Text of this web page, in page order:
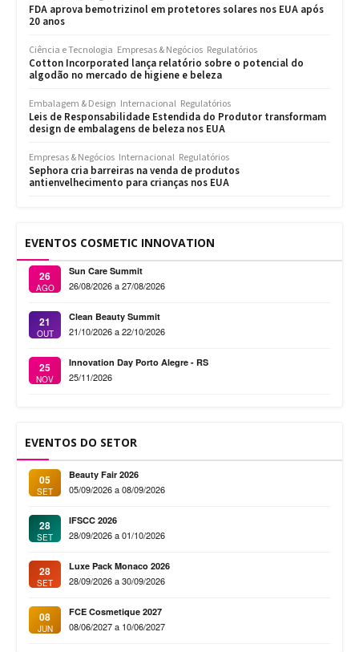
FDA aprova bemotrizinol em protetores solares nos EUA após
20 anos
Ciência e Tecnologia Empresas & Negócios Regulatórios
Cotton Incorporated lança relatório sobre o potencial do
algodão no mercado de higiene e beleza
Embalagem & Design Internacional Regulatórios
Leis de Responsabilidade Estendida do Produtor transformam
design de embalagens de beleza nos EUA
Empresas & Negócios Internacional Regulatórios
Sephora cria barreiras na venda de produtos
antienvelhecimento para crianças nos EUA
EVENTOS COSMETIC INNOVATION
26
AGO
Sun Care Summit
26/08/2026 a 27/08/2026
21
OUT
Clean Beauty Summit
21/10/2026 a 22/10/2026
25
NOV
Innovation Day Porto Alegre - RS
25/11/2026
EVENTOS DO SETOR
05
SET
Beauty Fair 2026
05/09/2026 a 08/09/2026
28
SET
IFSCC 2026
28/09/2026 a 01/10/2026
28
SET
Luxe Pack Monaco 2026
28/09/2026 a 30/09/2026
08
JUN
FCE Cosmetique 2027
08/06/2027 a 10/06/2027